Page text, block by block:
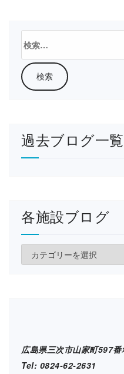
検
索:
過去ブログ一覧
各施設ブログ
各
広島県三次市山家町597番
Tel: 0824-62-2631